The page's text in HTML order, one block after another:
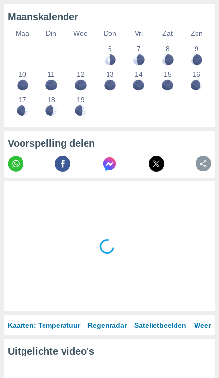
Maanskalender
Maa Din Woe Don Vri Zat
Zon
6
7 8 9
10 11 12 13 14 15 16
17 18 19
Voorspelling delen
Kaarten: Temperatuur Regenradar Satelietbeelden
Uitgelichte video's